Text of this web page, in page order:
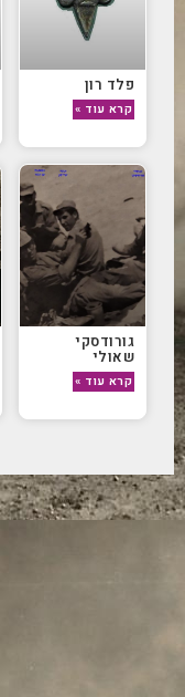
פלד רון
קרא עוד »
גורודסקי
שאולי
קרא עוד »